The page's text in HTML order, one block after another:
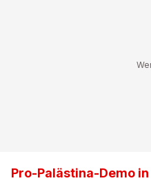
Pro-Palästina-Demo in